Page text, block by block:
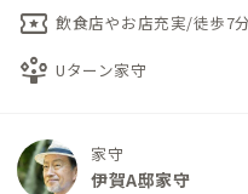
local_activity 飲食店やお店充実/徒歩7分
person_play Uターン家守
家守
伊賀A邸家守